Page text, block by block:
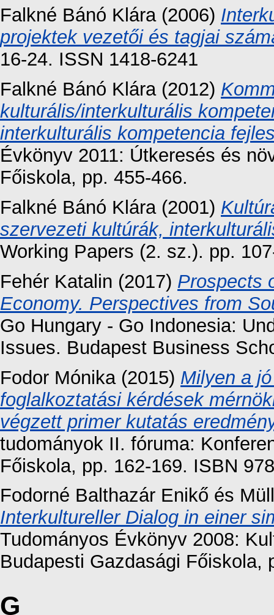
Falkné Bánó Klára(2006)
projektek vezetői és tagjai
16-24. ISSN 1418-6241
Falkné Bánó Klára(2012)
kulturális/interkulturális
interkulturális kompetencia
Évkönyv 2011: Útkeresés és
Főiskola, pp. 455-466.
Falkné Bánó Klára(2001)
szervezeti kultúrák,
Working Papers (2. sz.). pp.
Fehér Katalin (2017) Prospects
Economy. Perspectives from
Go Hungary - Go Indonesia:
Issues. Budapest Business
Fodor Mónika(2015) Milyen a
foglalkoztatási kérdések
végzett primer kutatás
tudományok II. fóruma:
Főiskola, pp. 162-169. ISBN
Fodorné Balthazár Enikő és
Interkultureller Dialog in einer
Tudományos Évkönyv 2008:
Budapesti Gazdasági Főiskola,
G